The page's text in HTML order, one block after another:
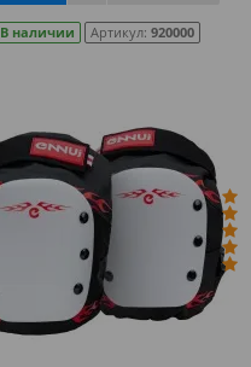
В наличии Артикул: 920000